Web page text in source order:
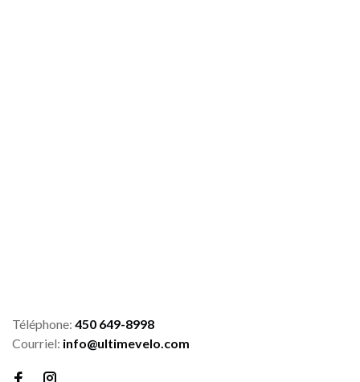
Téléphone: 450 649-8998
Courriel: info@ultimevelo.com